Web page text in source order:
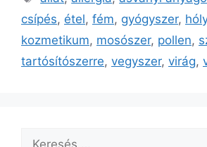
csípés, étel, fém, gyógyszer,
kozmetikum, mosószer, pollen,
tartósítószerre, vegyszer, virág,
Keresés: